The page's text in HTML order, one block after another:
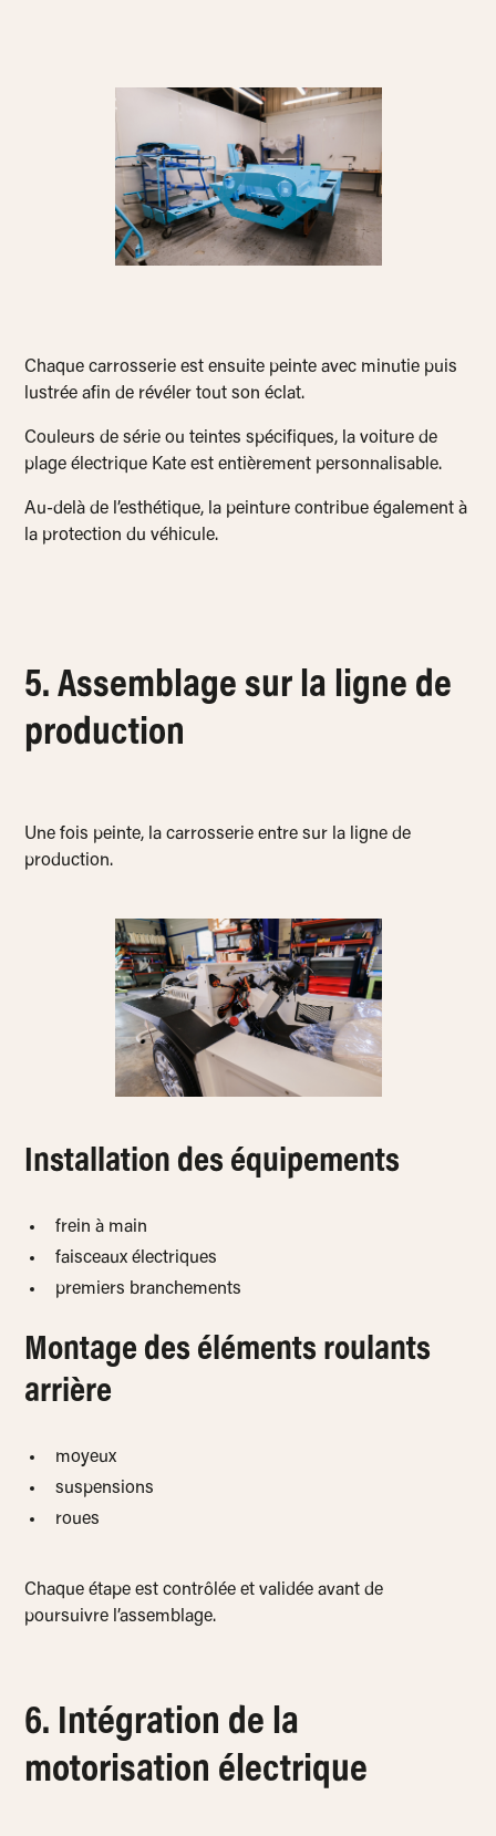
Chaque carrosserie est ensuite peinte avec minutie puis
lustrée afin de révéler tout son éclat.
Couleurs de série ou teintes spécifiques, la voiture de
plage électrique Kate est entièrement personnalisable.
Au-delà de l’esthétique, la peinture contribue également à
la protection du véhicule.
5. Assemblage sur la ligne de
production
Une fois peinte, la carrosserie entre sur la ligne de
production.
Installation des équipements
frein à main
faisceaux électriques
premiers branchements
Montage des éléments roulants
arrière
moyeux
suspensions
roues
Chaque étape est contrôlée et validée avant de
poursuivre l’assemblage.
6. Intégration de la
motorisation électrique